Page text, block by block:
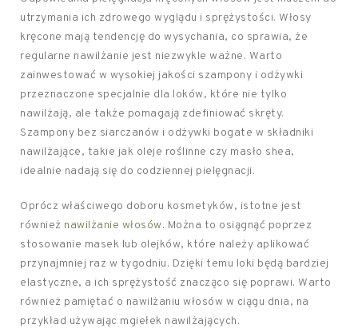
utrzymania ich zdrowego wyglądu i sprężystości. Włosy
kręcone mają tendencję do wysychania, co sprawia, że
regularne nawilżanie jest niezwykle ważne. Warto
zainwestować w wysokiej jakości szampony i odżywki
przeznaczone specjalnie dla loków, które nie tylko
nawilżają, ale także pomagają zdefiniować skręty.
Szampony bez siarczanów i odżywki bogate w składniki
nawilżające, takie jak oleje roślinne czy masło shea,
idealnie nadają się do codziennej pielęgnacji.
Oprócz właściwego doboru kosmetyków, istotne jest
również nawilżanie włosów. Można to osiągnąć poprzez
stosowanie masek lub olejków, które należy aplikować
przynajmniej raz w tygodniu. Dzięki temu loki będą bardziej
elastyczne, a ich sprężystość znacząco się poprawi. Warto
również pamiętać o nawilżaniu włosów w ciągu dnia, na
przykład używając mgiełek nawilżających.